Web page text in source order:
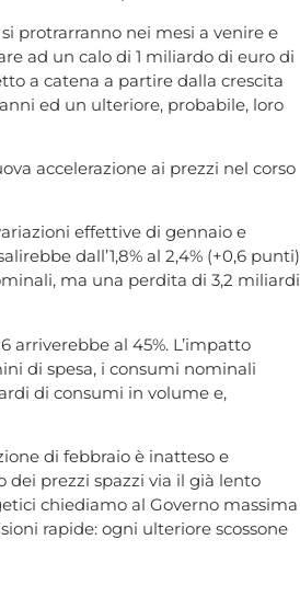
protrarranno nei mesi a venire e
ad un calo di 1 miliardo di euro di
a catena a partire dalla crescita
ed un ulteriore, probabile, loro
accelerazione ai prezzi nel corso
effettive di gennaio e
dall’1,8% al 2,4% (+0,6 punti)
ma una perdita di 3,2 miliardi
arriverebbe al 45%. L’impatto
di spesa, i consumi nominali
di consumi in volume e,
di febbraio è inatteso e
dei prezzi spazzi via il già lento
chiediamo al Governo massima
rapide: ogni ulteriore scossone